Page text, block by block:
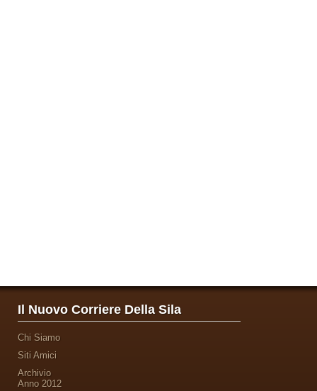
Il Nuovo Corriere Della Sila
Chi Siamo
Siti Amici
Archivio
Anno 2012